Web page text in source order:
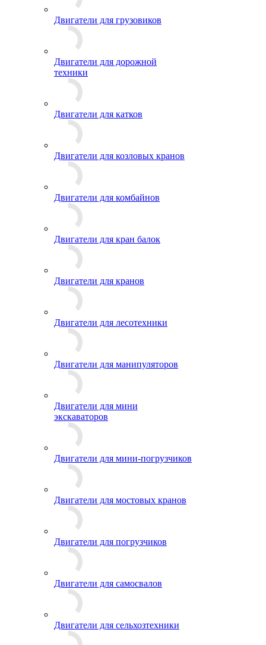
Двигатели для грузовиков
Двигатели для дорожной
техники
Двигатели для катков
Двигатели для козловых кранов
Двигатели для комбайнов
Двигатели для кран балок
Двигатели для кранов
Двигатели для лесотехники
Двигатели для манипуляторов
Двигатели для мини
экскаваторов
Двигатели для мини-погрузчиков
Двигатели для мостовых кранов
Двигатели для погрузчиков
Двигатели для самосвалов
Двигатели для сельхозтехники